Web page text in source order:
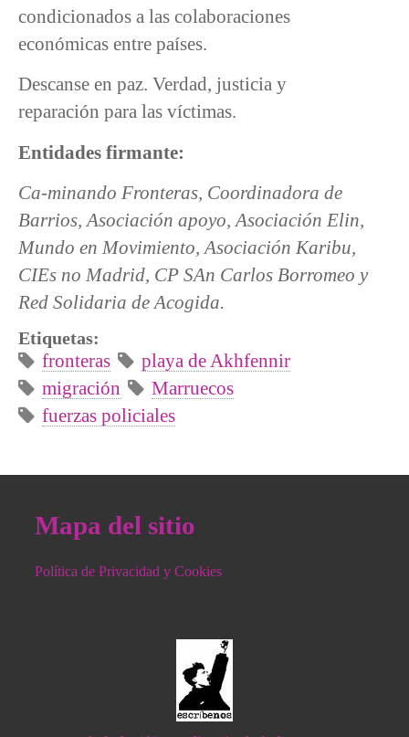
condicionados a las colaboraciones
económicas entre países.
Descanse en paz. Verdad, justicia y
reparación para las víctimas.
Entidades firmante:
Ca-minando Fronteras, Coordinadora de
Barrios, Asociación apoyo, Asociación Elin,
Mundo en Movimiento, Asociación Karibu,
CIEs no Madrid, CP SAn Carlos Borromeo y
Red Solidaria de Acogida.
Etiquetas:
fronteras
playa de Akhfennir
migración
Marruecos
fuerzas policiales
Mapa del sitio
Política de Privacidad y Cookies